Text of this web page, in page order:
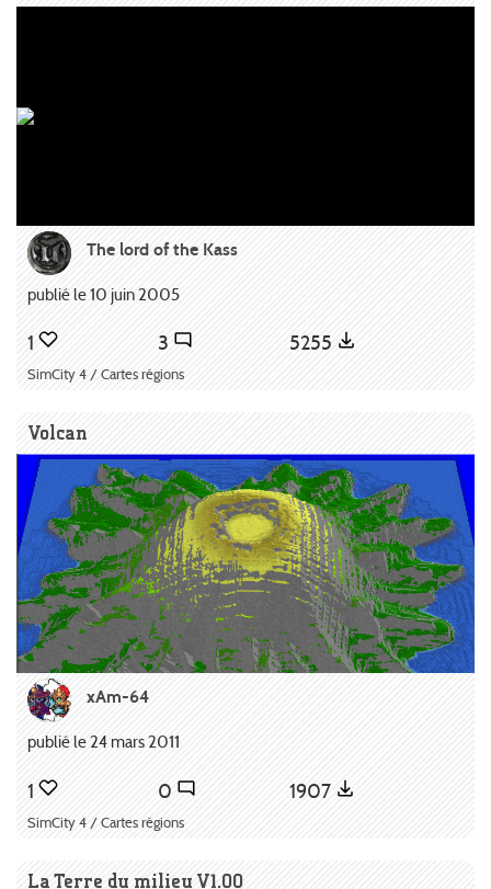
The lord of the Kass
publié le 10 juin 2005
1 3 5255
SimCity 4 / Cartes régions
Volcan
xAm-64
publié le 24 mars 2011
1 0 1907
SimCity 4 / Cartes régions
La Terre du milieu V1.00